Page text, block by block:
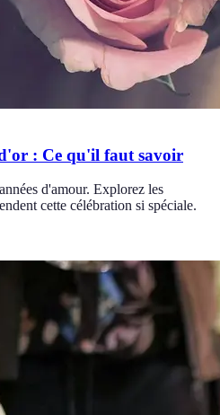
d'or : Ce qu'il faut savoir
d'amour. Explorez les
cette célébration si spéciale.